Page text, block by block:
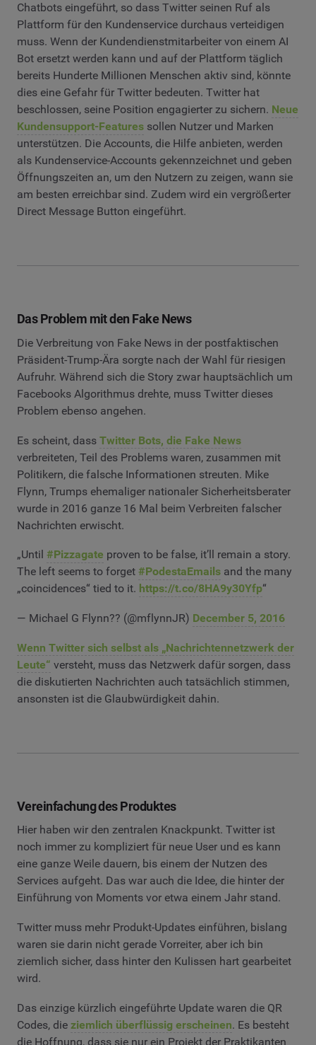
Chatbots eingeführt, so dass Twitter seinen Ruf als
Plattform für den Kundenservice durchaus verteidigen
muss. Wenn der Kundendienstmitarbeiter von einem AI
Bot ersetzt werden kann und auf der Plattform täglich
bereits Hunderte Millionen Menschen aktiv sind, könnte
dies eine Gefahr für Twitter bedeuten. Twitter hat
beschlossen, seine Position engagierter zu sichern. Neue
Kundensupport-Features sollen Nutzer und Marken
unterstützen. Die Accounts, die Hilfe anbieten, werden
als Kundenservice-Accounts gekennzeichnet und geben
Öffnungszeiten an, um den Nutzern zu zeigen, wann sie
am besten erreichbar sind. Zudem wird ein vergrößerter
Direct Message Button eingeführt.
Das Problem mit den Fake News
Die Verbreitung von Fake News in der postfaktischen
Präsident-Trump-Ära sorgte nach der Wahl für riesigen
Aufruhr. Während sich die Story zwar hauptsächlich um
Facebooks Algorithmus drehte, muss Twitter dieses
Problem ebenso angehen.
Es scheint, dass Twitter Bots, die Fake News
verbreiteten, Teil des Problems waren, zusammen mit
Politikern, die falsche Informationen streuten. Mike
Flynn, Trumps ehemaliger nationaler Sicherheitsberater
wurde in 2016 ganze 16 Mal beim Verbreiten falscher
Nachrichten erwischt.
„Until #Pizzagate proven to be false, it’ll remain a story.
The left seems to forget #PodestaEmails and the many
„coincidences“ tied to it. https://t.co/8HA9y30Yfp“
— Michael G Flynn?? (@mflynnJR) December 5, 2016
Wenn Twitter sich selbst als „Nachrichtennetzwerk der
Leute“ versteht, muss das Netzwerk dafür sorgen, dass
die diskutierten Nachrichten auch tatsächlich stimmen,
ansonsten ist die Glaubwürdigkeit dahin.
Vereinfachung des Produktes
Hier haben wir den zentralen Knackpunkt. Twitter ist
noch immer zu kompliziert für neue User und es kann
eine ganze Weile dauern, bis einem der Nutzen des
Services aufgeht. Das war auch die Idee, die hinter der
Einführung von Moments vor etwa einem Jahr stand.
Twitter muss mehr Produkt-Updates einführen, bislang
waren sie darin nicht gerade Vorreiter, aber ich bin
ziemlich sicher, dass hinter den Kulissen hart gearbeitet
wird.
Das einzige kürzlich eingeführte Update waren die QR
Codes, die ziemlich überflüssig erscheinen. Es besteht
die Hoffnung, dass sie nur ein Projekt der Praktikanten